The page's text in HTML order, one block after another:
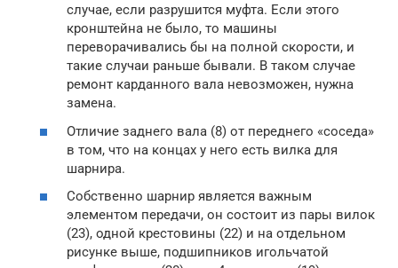
случае, если разрушится муфта. Если этого
кронштейна не было, то машины
переворачивались бы на полной скорости, и
такие случаи раньше бывали. В таком случае
ремонт карданного вала невозможен, нужна
замена.
Отличие заднего вала (8) от переднего «соседа»
в том, что на концах у него есть вилка для
шарнира.
Собственно шарнир является важным
элементом передачи, он состоит из пары вилок
(23), одной крестовины (22) и на отдельном
рисунке выше, подшипников игольчатой